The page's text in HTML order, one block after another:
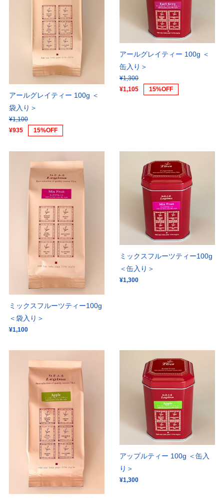
アールグレイティー 100g ＜
袋入り＞
¥1,100
¥935
15%OFF
アールグレイティー 100g ＜
缶入り＞
¥1,300
¥1,105
15%OFF
ミックスフルーツティー100g
＜袋入り＞
¥1,100
ミックスフルーツティー100g
＜缶入り＞
¥1,300
アップルティー 100g ＜缶入
り＞
¥1,300